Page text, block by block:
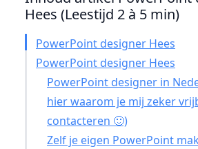
Hees (Leestijd 2 à 5 min)
PowerPoint designer Hees
PowerPoint designer Hees
PowerPoint designer in
hier waarom je mij zeker
contacteren 🙂)
Zelf je eigen PowerPoint